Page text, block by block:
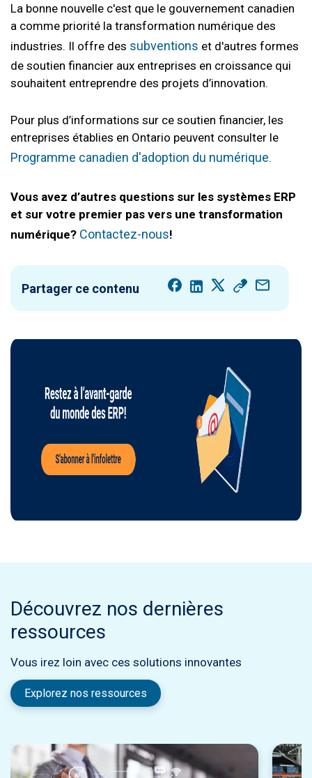
La bonne nouvelle c'est que le gouvernement canadien
a comme priorité la transformation numérique des
industries. Il offre des subventions et d'autres formes
de soutien financier aux entreprises en croissance qui
souhaitent entreprendre des projets d’innovation.
Pour plus d’informations sur ce soutien financier, les
entreprises établies en Ontario peuvent consulter le
Programme canadien d'adoption du numérique.
Vous avez d’autres questions sur les systèmes ERP
et sur votre premier pas vers une transformation
numérique? Contactez-nous!
Partager ce contenu
Découvrez nos dernières
ressources
Vous irez loin avec ces solutions innovantes
Explorez nos ressources